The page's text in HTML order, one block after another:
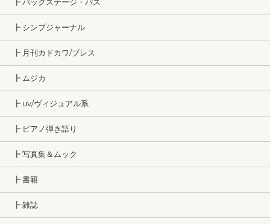
┣ シンプジャーナル
┣ 月刊カドカワ/ブレス
┣ ムジカ
┣ uv/ヴィジュアル系
┣ ピアノ弾き語り
┣ 写真集＆ムック
┣ 書籍
┣ 雑誌